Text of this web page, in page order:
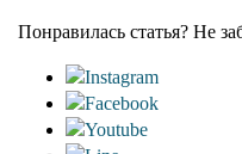
Понравилась статья? Не